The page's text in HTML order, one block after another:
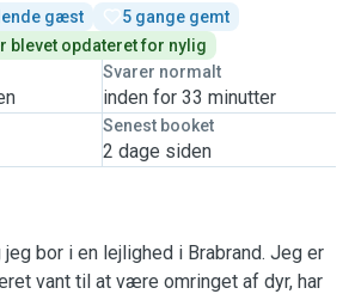
gæst
5 gange gemt
blevet opdateret for nylig
Svarer normalt
inden for 33 minutter
Senest booket
2 dage siden
bor i en lejlighed i Brabrand. Jeg er
vant til at være omringet af dyr, har